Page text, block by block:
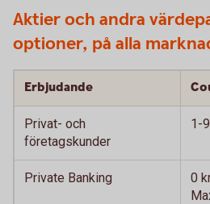
Aktier och andra
optioner, på alla
Erbjudande
Privat- och
företagskunder
1-
Private Banking
0